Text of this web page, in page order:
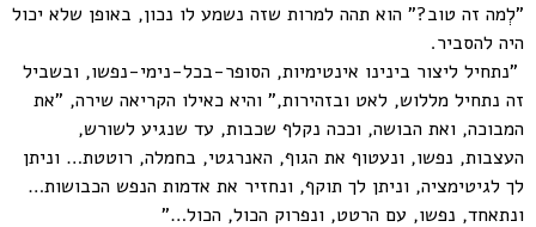
"לְמה זה טוב?" הוא תהה למרות שזה נשמע לו נכון, באופן שלא יכול
היה להסביר.
"נתחיל ליצור בינינו אינטימיות, הסופר-בכל-נימי-נפשו, ובשביל
זה נתחיל מללוש, לאט ובזהירות," והיא כאילו הקריאה שירה, "את
המבוכה, ואת הבושה, וככה נקלף שכבות, עד שנגיע לשורש,
העצבות, נפשו, ונעטוף את הגוף, האנרגטי, בחמלה, רוטטת… וניתן
לך לגיטימציה, וניתן לך תוקף, ונחזיר את אדמות הנפש הכבושות…
ונתאחד, נפשו, עם הרטט, ונפרוק הכול, הכול…"